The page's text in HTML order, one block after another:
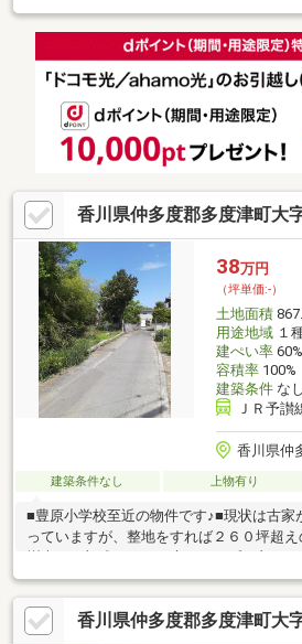
香川県仲多度郡多度津町大
38万円
（坪単価:-）
土地面積
用途地域１
建ぺい率60%
容積率100%
建築条件なし
ＪＲ予
香川県仲
建築条件なし 上物有り
■豊原小学校至近の物件です♪■現状は古家
っていますが、整地をすれば２６０坪超え
香川県仲多度郡多度津町大